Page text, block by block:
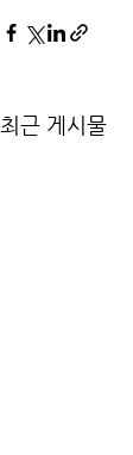
최근 게시물